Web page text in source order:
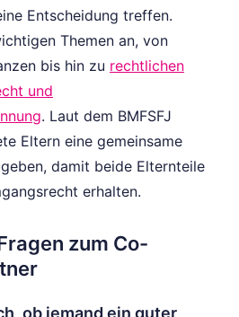
Entscheidung treffen.
Themen an, von
bis hin zu rechtlichen
und
. Laut dem BMFSFJ
Eltern eine gemeinsame
damit beide Elternteile
erhalten.
zum Co-
ob jemand ein guter